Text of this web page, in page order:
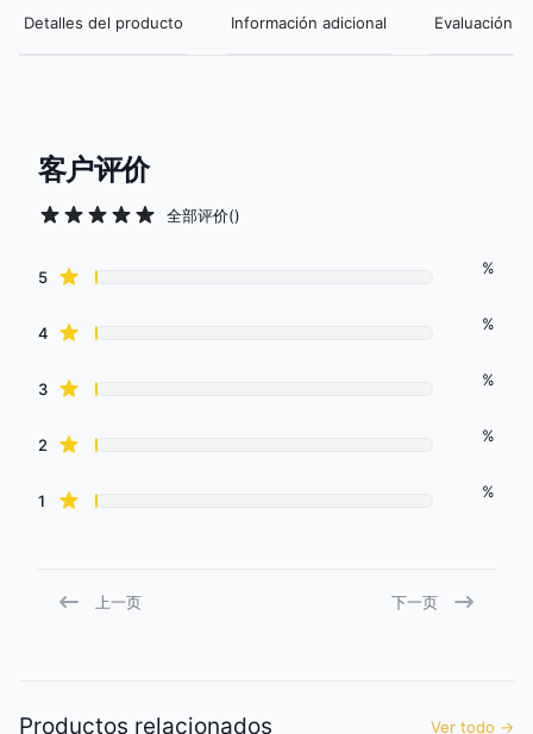
Detalles del producto Información adicional Evaluación
客户评价
全部评价()
Review data
5star reviews %
4 star reviews %
3star reviews %
2 star reviews %
1 star reviews %
上一页 下一页
Productos relacionados Ver todo →